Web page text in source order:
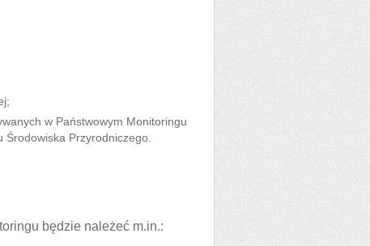
w Państwowym Monitoringu
Przyrodniczego.
będzie należeć m.in.: